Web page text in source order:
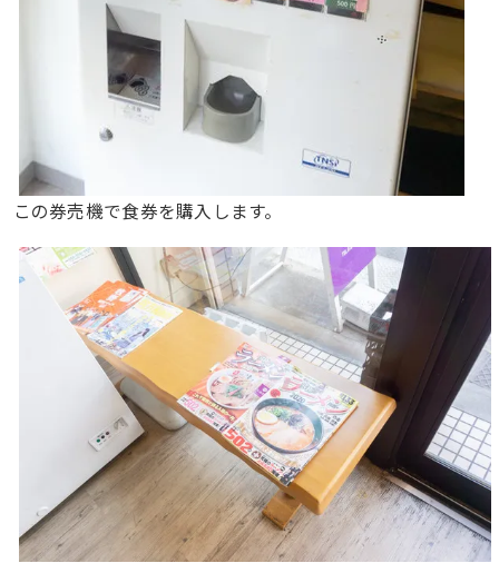
この券売機で食券を購入します。